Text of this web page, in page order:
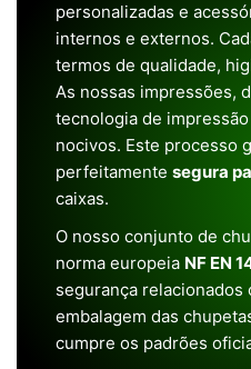
personalizadas e
internos e externos.
termos de qualidade,
As nossas impressões,
tecnologia de
nocivos. Este processo
perfeitamente segura
caixas.
O nosso conjunto de
norma europeia NF EN
segurança relacionados
embalagem das
cumpre os padrões